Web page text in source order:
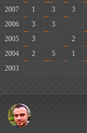
2007
1 3 3
2006
3 3
2005
3 2
2004
2 5 1
2003